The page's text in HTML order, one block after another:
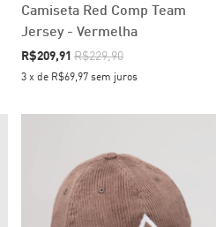
Camiseta Red Comp Team
Jersey - Vermelha
R$209,91 R$229,90
3 xde R$69,97 sem juros